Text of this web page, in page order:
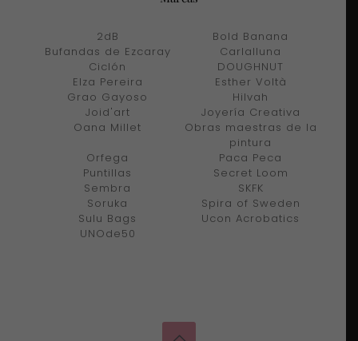
2dB
Bold Banana
Bufandas de Ezcaray
Carlalluna
Ciclón
DOUGHNUT
Elza Pereira
Esther Voltà
Grao Gayoso
Hilvah
Joid'art
Joyería Creativa
Oana Millet
Obras maestras de la
pintura
Orfega
Paca Peca
Puntillas
Secret Loom
Sembra
SKFK
Soruka
Spira of Sweden
Sulu Bags
Ucon Acrobatics
UNOde50